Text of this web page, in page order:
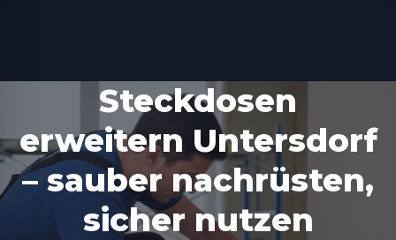
Steckdosen
erweitern Untersdorf
– sauber nachrüsten,
sicher nutzen